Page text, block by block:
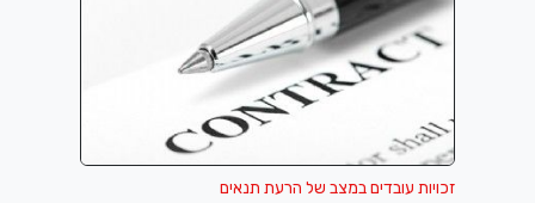
זכויות עובדים במצב של הרעת תנאים